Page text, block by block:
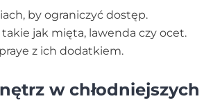
by ograniczyć dostęp.
takie jak mięta, lawenda czy ocet.
z ich dodatkiem.
w chłodniejszych